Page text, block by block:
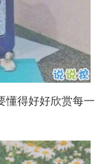
懂得好好欣赏每一